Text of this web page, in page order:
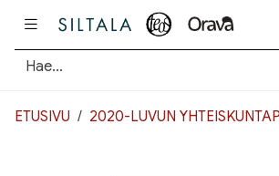
ETUSIVU 2020-LUVUN